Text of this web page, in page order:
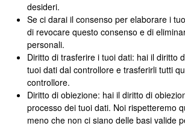
desideri.
Se ci darai il consenso per elaborare i
di revocare questo consenso e di
personali.
Diritto di trasferire i tuoi dati: hai il diritto
tuoi dati dal controllore e trasferirli tutti
controllore.
Diritto di obiezione: hai il diritto di
processo dei tuoi dati. Noi rispetteremo
meno che non ci siano delle basi valide